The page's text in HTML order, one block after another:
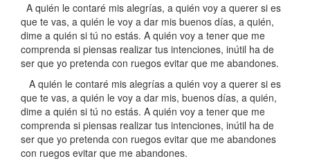
A quién le contaré mis alegrías, a quién voy a querer si es
que te vas, a quién le voy a dar mis buenos días, a quién,
dime a quién si tú no estás. A quién voy a tener que me
comprenda si piensas realizar tus intenciones, inútil ha de
ser que yo pretenda con ruegos evitar que me abandones.
A quién le contaré mis alegrías a quién voy a querer si es
que te vas, a quién le voy a dar mis, buenos días, a quién,
dime a quién si tú no estás. A quién voy a tener que me
comprenda si piensas realizar tus intenciones, inútil ha de
ser que yo pretenda con ruegos evitar que me abandones
con ruegos evitar que me abandones.